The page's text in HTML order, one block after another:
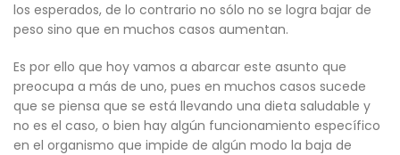
los esperados, de lo contrario no sólo no se logra bajar de
peso sino que en muchos casos aumentan.
Es por ello que hoy vamos a abarcar este asunto que
preocupa a más de uno, pues en muchos casos sucede
que se piensa que se está llevando una dieta saludable y
no es el caso, o bien hay algún funcionamiento específico
en el organismo que impide de algún modo la baja de